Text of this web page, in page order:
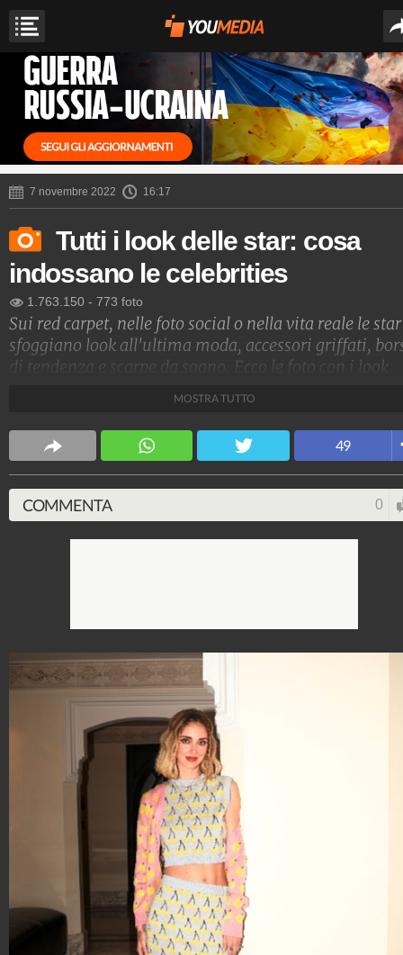
7 novembre 2022 16:17
Tutti i look delle star: cosa
indossano le celebrities
1.763.150 - 773 foto
Sui red carpet, nelle foto social o nella vita reale le star
sfoggiano look all'ultima moda, accessori griffati,
di tendenza e scarpe da sogno. Ecco le foto con i look
Stile e trend
1.515.242.114 1.957 video 138.077 foto
MOSTRA TUTTO
49
COMMENTA 0